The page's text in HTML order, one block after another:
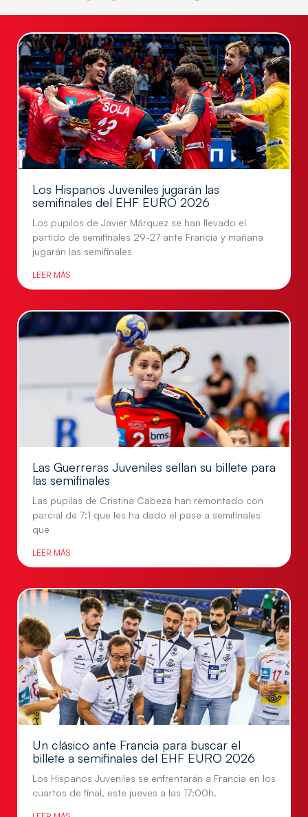
Aceptar
Denegar
Ver preferencias
Política de CookiesPolítica de PrivacidadAviso Legal
Los Hispanos Juveniles jugarán las
semifinales del EHF EURO 2026
Los pupilos de Javier Márquez se han llevado el
partido de semifinales 29-27 ante Francia y mañana
jugarán las semifinales
LEER MÁS
Las Guerreras Juveniles sellan su billete para
las semifinales
Las pupilas de Cristina Cabeza han remontado con
parcial de 7:1 que les ha dado el pase a semifinales
que
LEER MÁS
Un clásico ante Francia para buscar el
billete a semifinales del EHF EURO 2026
Los Hispanos Juveniles se enfrentarán a Francia en los
cuartos de final, este jueves a las 17:00h.